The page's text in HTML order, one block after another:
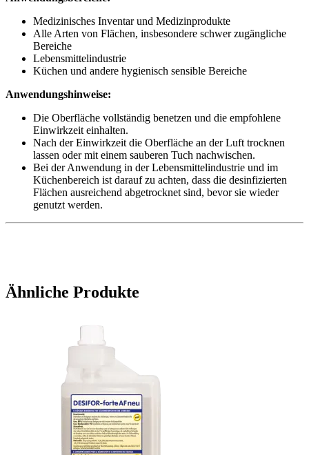
Medizinisches Inventar und Medizinprodukte
Alle Arten von Flächen, insbesondere schwer zugängliche
Bereiche
Lebensmittelindustrie
Küchen und andere hygienisch sensible Bereiche
Anwendungshinweise:
Die Oberfläche vollständig benetzen und die empfohlene
Einwirkzeit einhalten.
Nach der Einwirkzeit die Oberfläche an der Luft trocknen
lassen oder mit einem sauberen Tuch nachwischen.
Bei der Anwendung in der Lebensmittelindustrie und im
Küchenbereich ist darauf zu achten, dass die desinfizierten
Flächen ausreichend abgetrocknet sind, bevor sie wieder
genutzt werden.
Ähnliche Produkte